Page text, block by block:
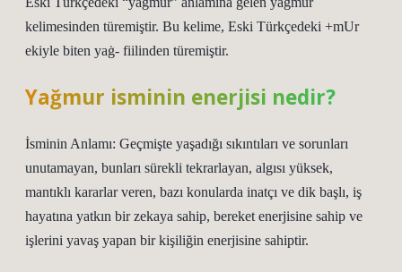
kelimesinden türemiştir. Bu kelime, Eski Türkçedeki +mUr
ekiyle biten yaġ- fiilinden türemiştir.
Yağmur isminin enerjisi nedir?
İsminin Anlamı: Geçmişte yaşadığı sıkıntıları ve sorunları
unutamayan, bunları sürekli tekrarlayan, algısı yüksek,
mantıklı kararlar veren, bazı konularda inatçı ve dik başlı, iş
hayatına yatkın bir zekaya sahip, bereket enerjisine sahip ve
işlerini yavaş yapan bir kişiliğin enerjisine sahiptir.